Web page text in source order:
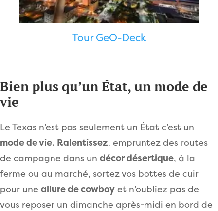
Tour GeO-Deck
Bien plus qu’un État, un mode de
vie
Le Texas n’est pas seulement un État c’est un
mode de vie. Ralentissez, empruntez des routes
de campagne dans un décor désertique, à la
ferme ou au marché, sortez vos bottes de cuir
pour une allure de cowboy et n’oubliez pas de
vous reposer un dimanche après-midi en bord de